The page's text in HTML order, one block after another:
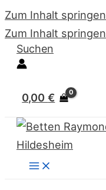
Zum Inhalt springen
Zum Inhalt springen
Suchen
0,00€